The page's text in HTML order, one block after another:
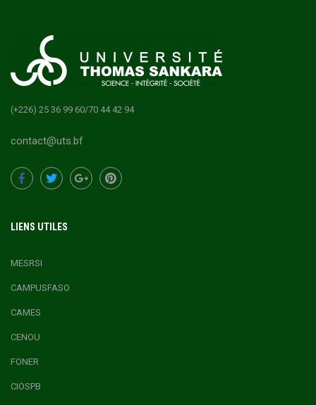
(+226) 25 36 99 60/70 44 42 94
contact@uts.bf
LIENS UTILES
MESRSI
CAMPUSFASO
CAMES
CENOU
FONER
CIOSPB